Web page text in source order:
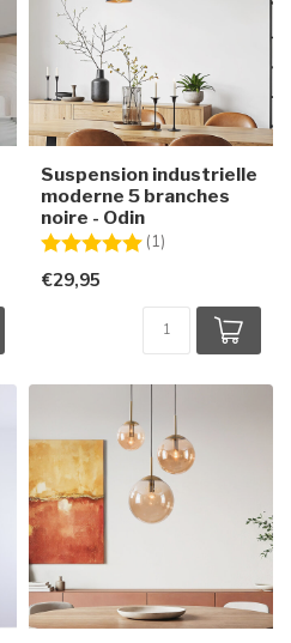
Suspension industrielle
moderne 5 branches
noire - Odin
Note:
(1)
€29,95